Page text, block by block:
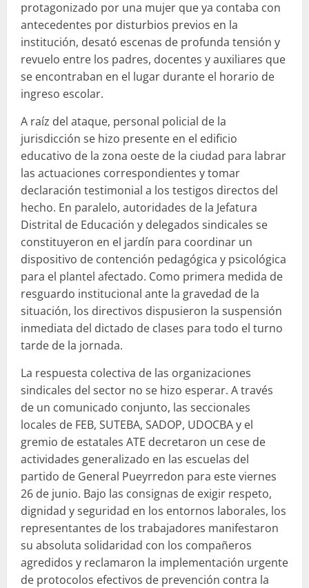
protagonizado por una mujer que ya contaba con
antecedentes por disturbios previos en la
institución, desató escenas de profunda tensión y
revuelo entre los padres, docentes y auxiliares que
se encontraban en el lugar durante el horario de
ingreso escolar.
A raíz del ataque, personal policial de la
jurisdicción se hizo presente en el edificio
educativo de la zona oeste de la ciudad para labrar
las actuaciones correspondientes y tomar
declaración testimonial a los testigos directos del
hecho. En paralelo, autoridades de la Jefatura
Distrital de Educación y delegados sindicales se
constituyeron en el jardín para coordinar un
dispositivo de contención pedagógica y psicológica
para el plantel afectado. Como primera medida de
resguardo institucional ante la gravedad de la
situación, los directivos dispusieron la suspensión
inmediata del dictado de clases para todo el turno
tarde de la jornada.
La respuesta colectiva de las organizaciones
sindicales del sector no se hizo esperar. A través
de un comunicado conjunto, las seccionales
locales de FEB, SUTEBA, SADOP, UDOCBA y el
gremio de estatales ATE decretaron un cese de
actividades generalizado en las escuelas del
partido de General Pueyrredon para este viernes
26 de junio. Bajo las consignas de exigir respeto,
dignidad y seguridad en los entornos laborales, los
representantes de los trabajadores manifestaron
su absoluta solidaridad con los compañeros
agredidos y reclamaron la implementación urgente
de protocolos efectivos de prevención contra la